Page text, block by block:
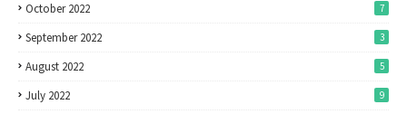
October 2022 7
September 2022 3
August 2022 5
July 2022 9